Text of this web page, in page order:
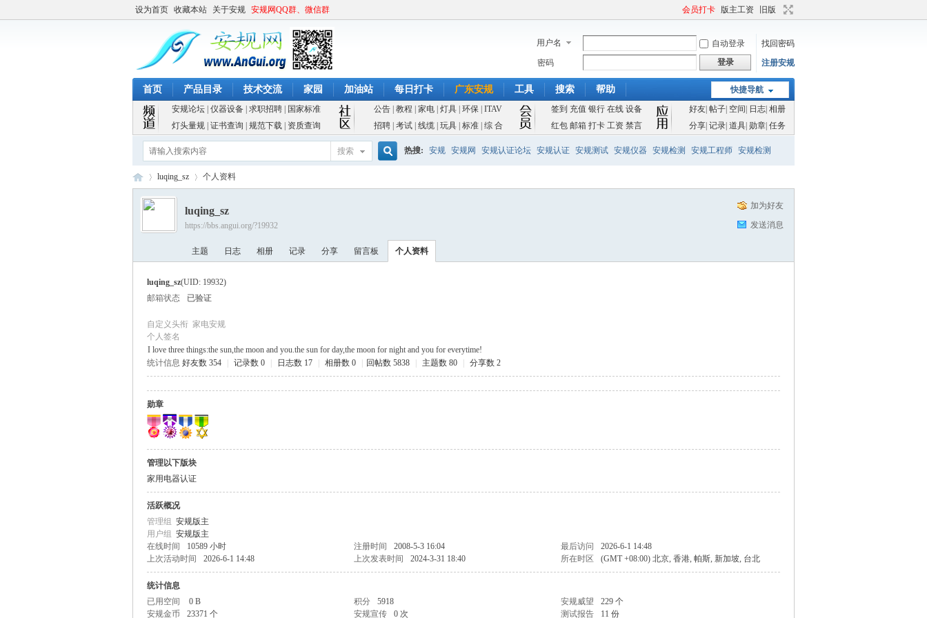
设为首页 收藏本站 关于安规 安规网QQ群、微信群 会员打卡 版主工资 旧版
用户名 自动登录
找回密码
密码
登录 注册安规
快捷导航
首页 产品目录 技术交流 家园 加油站 每日打卡 广东安规 工具 搜索 帮助
安规论坛 仪器设备 求职招聘 国家标准 公告 教程 家电 灯具 环保 ITAV 签到 充值 银行 在线 设备 好友| 帖子| 空间 日志| 相册
灯头量规 证书查询 规范下载 资质查询 招聘| 考试| 线缆| 玩具| 标准| 综 合 红包 邮箱 打卡 工资 禁言 分享| 记录| 道具| 勋章| 任务
搜索 热搜: 安规 安规网 安规认证论坛 安规认证 安规测试 安规仪器 安规检测 安规工程师 安规检测
›
luqing_sz 个人资料
加为好友
发送消息
luqing_sz
https://bbs.angui.org/?19932
主题 日志 相册 记录 分享 留言板 个人资料
luqing_sz(UID: 19932)
邮箱状态
已验证
自定义头衔 家电安规
个人签名
I love three things:the sun,the moon and you.the sun for day,the moon for night and you for everytime!
统计信息 好友数 354 记录数 0 日志数 17 相册数 0 回帖数 5838 主题数 80 分享数 2
勋章
管理以下版块
家用电器认证
活跃概况
管理组 安规版主
用户组 安规版主
在线时间
10589 小时 注册时间 2008-5-3 16:04 最后访问
2026-6-1 14:48
上次活动时间
2026-6-1 14:48 上次发表时间 2024-3-31 18:40 所在时区 (GMT +08:00) 北京, 香港, 帕斯, 新加坡, 台北
统计信息
已用空间
0 B 积分 5918 安规威望
229 个
安规金币
23371 个 安规宣传 0 次 测试报告 11 份